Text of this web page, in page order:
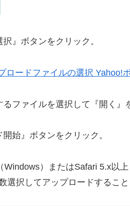
』ボタンをクリック。
ファイルを選択して『開く』
始』ボタンをクリック。
）またはSafari 5.x以
選択してアップロードすること